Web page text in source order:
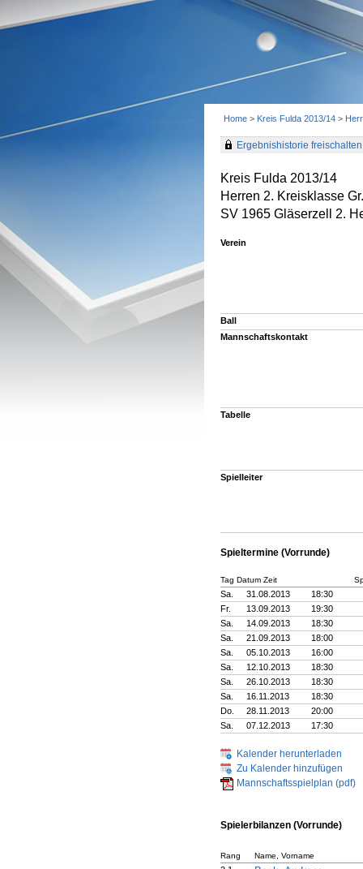
Home > Kreis Fulda 2013/14 >
Ergebnishistorie freischalten
Kreis Fulda 2013/14
Herren 2. Kreisklasse
SV 1965 Gläserzell 2.
Verein
Ball
Mannschaftskontakt
Tabelle
Spielleiter
Spieltermine (Vorrunde)
Tag Datum Zeit
Sa. 31.08.2013
18:30
Fr.
13.09.2013
19:30
Sa.
14.09.2013
18:30
Sa.
21.09.2013
18:00
Sa.
05.10.2013
16:00
Sa.
12.10.2013
18:30
Sa.
26.10.2013
18:30
Sa.
16.11.2013
18:30
Do.
28.11.2013
20:00
Sa.
07.12.2013 17:30
Kalender herunterladen
Zu Kalender hinzufügen
Mannschaftsspielplan (pdf)
Spielerbilanzen (Vorrunde)
Rang Name, Vorname